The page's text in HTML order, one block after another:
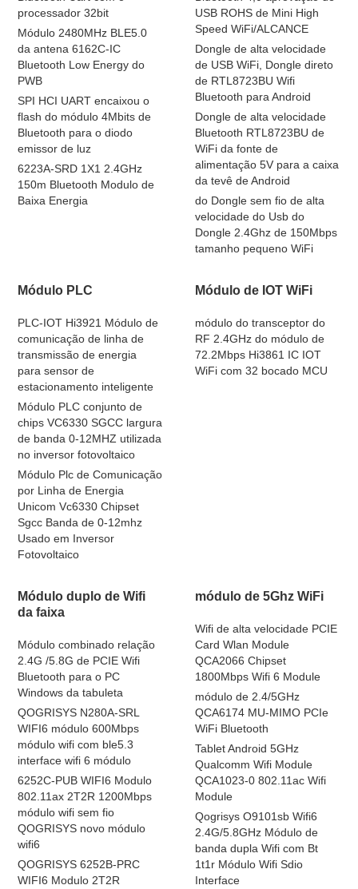
processador 32bit
Módulo 2480MHz BLE5.0
da antena 6162C-IC
Bluetooth Low Energy do
PWB
SPI HCI UART encaixou o
flash do módulo 4Mbits de
Bluetooth para o diodo
emissor de luz
6223A-SRD 1X1 2.4GHz
150m Bluetooth Modulo de
Baixa Energia
USB ROHS de Mini High
Speed WiFi/ALCANCE
Dongle de alta velocidade
de USB WiFi, Dongle direto
de RTL8723BU Wifi
Bluetooth para Android
Dongle de alta velocidade
Bluetooth RTL8723BU de
WiFi da fonte de
alimentação 5V para a caixa
da tevê de Android
do Dongle sem fio de alta
velocidade do Usb do
Dongle 2.4Ghz de 150Mbps
tamanho pequeno WiFi
Módulo PLC
PLC-IOT Hi3921 Módulo de
comunicação de linha de
transmissão de energia
para sensor de
estacionamento inteligente
Módulo PLC conjunto de
chips VC6330 SGCC largura
de banda 0-12MHZ utilizada
no inversor fotovoltaico
Módulo Plc de Comunicação
por Linha de Energia
Unicom Vc6330 Chipset
Sgcc Banda de 0-12mhz
Usado em Inversor
Fotovoltaico
Módulo de IOT WiFi
módulo do transceptor do
RF 2.4GHz do módulo de
72.2Mbps Hi3861 IC IOT
WiFi com 32 bocado MCU
Módulo duplo de Wifi
da faixa
Módulo combinado relação
2.4G /5.8G de PCIE Wifi
Bluetooth para o PC
Windows da tabuleta
QOGRISYS N280A-SRL
WIFI6 módulo 600Mbps
módulo wifi com ble5.3
interface wifi 6 módulo
6252C-PUB WIFI6 Modulo
802.11ax 2T2R 1200Mbps
módulo wifi sem fio
QOGRISYS novo módulo
wifi6
QOGRISYS 6252B-PRC
WIFI6 Modulo 2T2R
módulo de 5Ghz WiFi
Wifi de alta velocidade PCIE
Card Wlan Module
QCA2066 Chipset
1800Mbps Wifi 6 Module
módulo de 2.4/5GHz
QCA6174 MU-MIMO PCIe
WiFi Bluetooth
Tablet Android 5GHz
Qualcomm Wifi Module
QCA1023-0 802.11ac Wifi
Module
Qogrisys O9101sb Wifi6
2.4G/5.8GHz Módulo de
banda dupla Wifi com Bt
1t1r Módulo Wifi Sdio
Interface